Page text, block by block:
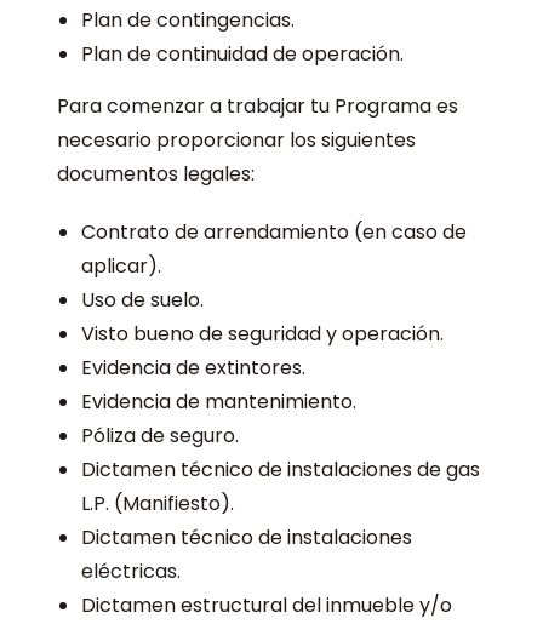
Plan de contingencias.
Plan de continuidad de operación.
Para comenzar a trabajar tu Programa es
necesario proporcionar los siguientes
documentos legales:
Contrato de arrendamiento (en caso de
aplicar).
Uso de suelo.
Visto bueno de seguridad y operación.
Evidencia de extintores.
Evidencia de mantenimiento.
Póliza de seguro.
Dictamen técnico de instalaciones de gas
L.P. (Manifiesto).
Dictamen técnico de instalaciones
eléctricas.
Dictamen estructural del inmueble y/o